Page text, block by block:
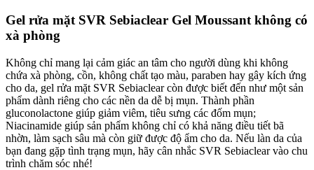
Gel rửa mặt SVR Sebiaclear Gel Moussant không có
xà phòng
Không chỉ mang lại cảm giác an tâm cho người dùng khi không
chứa xà phòng, cồn, không chất tạo màu, paraben hay gây kích ứng
cho da, gel rửa mặt SVR Sebiaclear còn được biết đến như một sản
phẩm dành riêng cho các nền da dễ bị mụn. Thành phần
gluconolactone giúp giảm viêm, tiêu sưng các đốm mụn;
Niacinamide giúp sản phẩm không chỉ có khả năng điều tiết bã
nhờn, làm sạch sâu mà còn giữ được độ ẩm cho da. Nếu làn da của
bạn đang gặp tình trạng mụn, hãy cân nhắc SVR Sebiaclear vào chu
trình chăm sóc nhé!